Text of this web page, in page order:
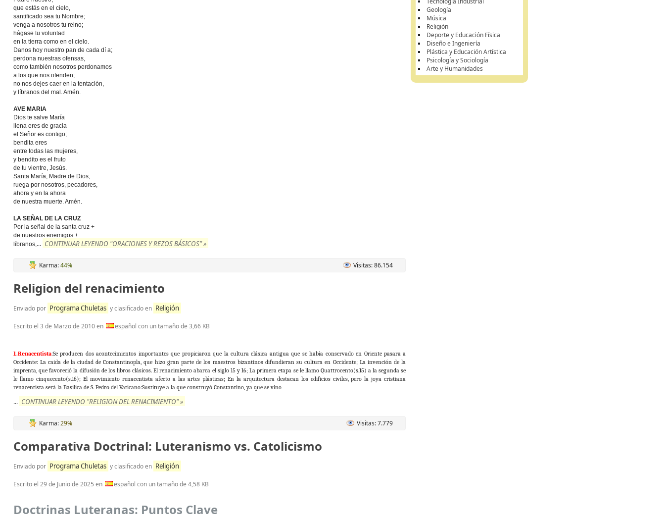
que estás en el cielo,
santificado sea tu Nombre;
venga a nosotros tu reino;
hágase tu voluntad
en la tierra como en el cielo.
Danos hoy nuestro pan de cada dí a;
perdona nuestras ofensas,
como también nosotros perdonamos
a los que nos ofenden;
no nos dejes caer en la tentación,
y líbranos del mal. Amén.
AVE MARIA
Dios te salve María
llena eres de gracia
el Señor es contigo;
bendita eres
entre todas las mujeres,
y bendito es el fruto
de tu vientre, Jesús.
Santa María, Madre de Dios,
ruega por nosotros, pecadores,
ahora y en la ahora
de nuestra muerte. Amén.
LA SEÑAL DE LA CRUZ
Por la señal de la santa cruz +
de nuestros enemigos +
líbranos,... CONTINUAR LEYENDO "ORACIONES Y REZOS BÁSICOS" »
Karma:44% Visitas: 86.154
Religion del renacimiento
Enviado por Programa Chuletas y clasificado en Religión
Escrito el 3 de Marzo de 2010en español con un tamaño de 3,66 KB
1.Renacentista:Se producen dos acontecimientos importantes que propiciaron que la cultura clásica antigua que se había conservado en Oriente pasara a
Occidente: La caida de la ciudad de Constantinopla, que hizo gran parte de los maestros bizantinos difundieran su cultura en Occidente; La invención de la
imprenta, que favoreció la difusión de los libros clásicos. El renacimiento abarca el siglo 15 y 16; La primera etapa se le llamo Quattrocento(s.15) a la segunda se
le llamo cinquecento(s.16); El movimiento renacentista afecto a las artes plásticas; En la arquitectura destacan los edificios civiles, pero la joya cristiana
renacentista será la Basílica de S. Pedro del Vaticano:Sustituye a la que construyó Constantino, ya que se vino
... CONTINUAR LEYENDO "RELIGION DEL RENACIMIENTO" »
Karma:29% Visitas: 7.779
Comparativa Doctrinal: Luteranismo vs. Catolicismo
Enviado por Programa Chuletas y clasificado en Religión
Escrito el 29 de Junio de 2025 en español con un tamaño de 4,58 KB
Doctrinas Luteranas: Puntos Clave
Geología
Música
Religión
Deporte y Educación Física
Diseño e Ingeniería
Plástica y Educación Artística
Psicología y Sociología
Arte y Humanidades